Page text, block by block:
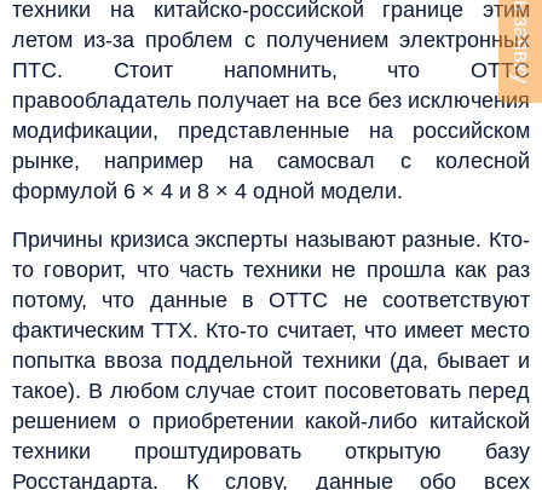
техники на китайско-российской границе этим
летом из-за проблем с получением электронных
ПТС. Стоит напомнить, что ОТТС
правообладатель получает на все без исключения
модификации, представленные на российском
рынке, например на самосвал с колесной
формулой 6 × 4 и 8 × 4 одной модели.
Причины кризиса эксперты называют разные. Кто-
то говорит, что часть техники не прошла как раз
потому, что данные в ОТТС не соответствуют
фактическим ТТХ. Кто-то считает, что имеет место
попытка ввоза поддельной техники (да, бывает и
такое). В любом случае стоит посоветовать перед
решением о приобретении какой-либо китайской
техники проштудировать открытую базу
Росстандарта. К слову, данные обо всех